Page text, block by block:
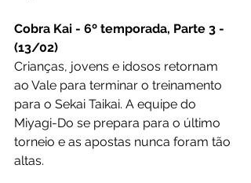
Cobra Kai - 6º temporada, Parte 3 -
(13/02)
Crianças, jovens e idosos retornam
ao Vale para terminar o treinamento
para o Sekai Taikai. A equipe do
Miyagi-Do se prepara para o último
torneio e as apostas nunca foram tão
altas.